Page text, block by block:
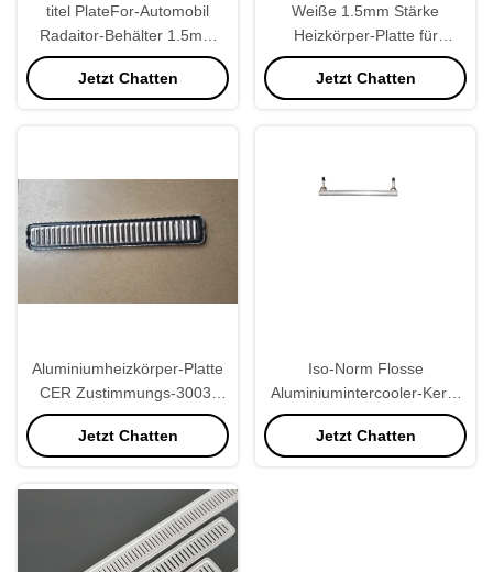
titel PlateFor-Automobil
Radaitor-Behälter 1.5mm
Stärke-3003 Aluminium
Jetzt Chatten
Weiße 1.5mm Stärke
Heizkörper-Platte für
Selbstkühlerblock Corolla 86
Jetzt Chatten
Aluminiumheizkörper-Platte
CER Zustimmungs-3003,
Heizkörper-Ersatzteil-weiße
Farbe
Jetzt Chatten
Iso-Norm Flosse
Aluminiumintercooler-Kern-
hohe Qualität
Jetzt Chatten